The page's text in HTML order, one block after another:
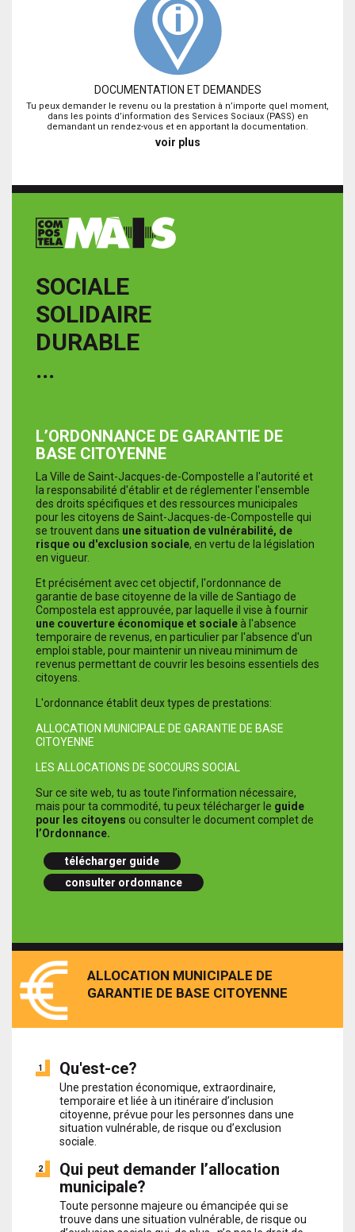
DOCUMENTATION ET DEMANDES
Tu peux demander le revenu ou la prestation à n’importe quel moment,
dans les points d’information des Services Sociaux (PASS) en
demandant un rendez-vous et en apportant la documentation.
voir plus
SOCIALE
SOLIDAIRE
DURABLE
...
L’ORDONNANCE DE GARANTIE DE
BASE CITOYENNE
La Ville de Saint-Jacques-de-Compostelle a l'autorité et
la responsabilité d'établir et de réglementer l'ensemble
des droits spécifiques et des ressources municipales
pour les citoyens de Saint-Jacques-de-Compostelle qui
se trouvent dans une situation de vulnérabilité, de
risque ou d'exclusion sociale, en vertu de la législation
en vigueur.
Et précisément avec cet objectif, l'ordonnance de
garantie de base citoyenne de la ville de Santiago de
Compostela est approuvée, par laquelle il vise à fournir
une couverture économique et socialeà l'absence
temporaire de revenus, en particulier par l'absence d'un
emploi stable, pour maintenir un niveau minimum de
revenus permettant de couvrir les besoins essentiels des
citoyens.
L'ordonnance établit deux types de prestations:
ALLOCATION MUNICIPALE DE GARANTIE DE BASE
CITOYENNE
LES ALLOCATIONS DE SOCOURS SOCIAL
Sur ce site web, tu as toute l’information nécessaire,
mais pour ta commodité, tu peux télécharger le guide
pour les citoyens ou consulter le document complet de
l’Ordonnance.
télécharger guide
consulter ordonnance
ALLOCATION MUNICIPALE DE
GARANTIE DE BASE CITOYENNE
1 Qu'est-ce?
Une prestation économique, extraordinaire,
temporaire et liée à un itinéraire d’inclusion
citoyenne, prévue pour les personnes dans une
situation vulnérable, de risque ou d’exclusion
sociale.
2
Qui peut demander l’allocation
municipale?
Toute personne majeure ou émancipée qui se
trouve dans une situation vulnérable, de risque ou